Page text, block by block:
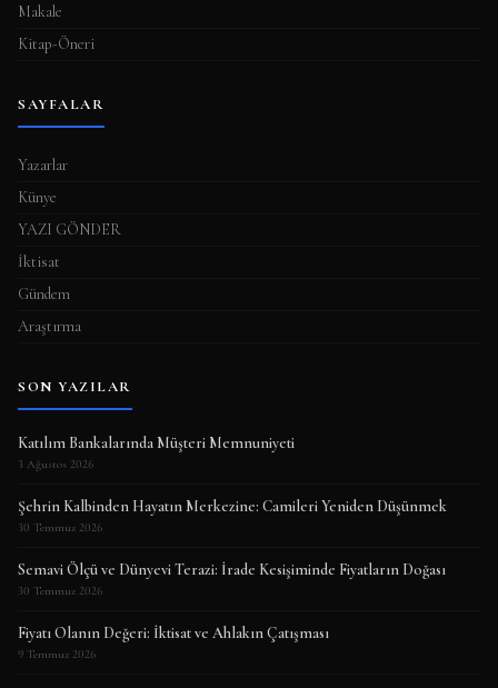
Makale
Kitap-Öneri
SAYFALAR
Yazarlar
Künye
YAZI GÖNDER
İktisat
Gündem
Araştırma
SON YAZILAR
Katılım Bankalarında Müşteri Memnuniyeti
3 Ağustos 2026
Şehrin Kalbinden Hayatın Merkezine: Camileri Yeniden Düşünmek
30 Temmuz 2026
Semavi Ölçü ve Dünyevi Terazi: İrade Kesişiminde Fiyatların Doğası
30 Temmuz 2026
Fiyatı Olanın Değeri: İktisat ve Ahlakın Çatışması
9 Temmuz 2026